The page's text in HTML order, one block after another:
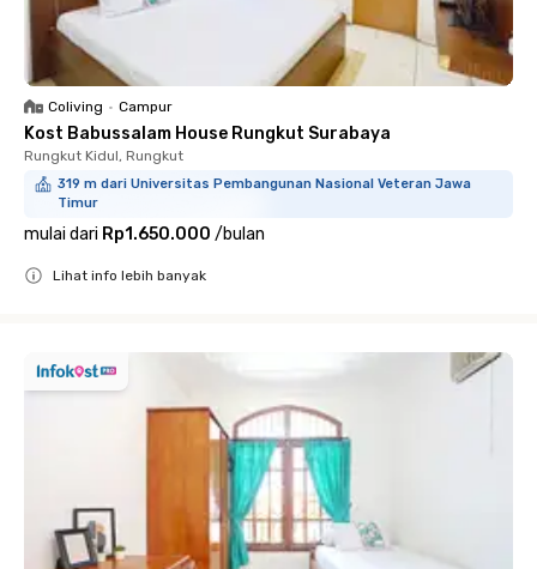
Coliving • Campur
Kost Babussalam House Rungkut Surabaya
Rungkut Kidul, Rungkut
319 m dari Universitas Pembangunan Nasional Veteran Jawa
Timur
mulai dari Rp1.650.000 /bulan
Lihat info lebih banyak